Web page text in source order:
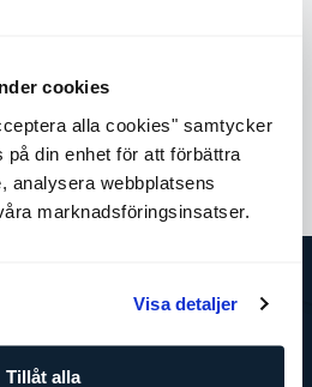
cookies
alla cookies" samtycker
din enhet för att förbättra
analysera webbplatsens
marknadsföringsinsatser.
Visa detaljer
Tillåt alla
i vanliga fall kanske inte tar del av
andra som har nytta av det vi har